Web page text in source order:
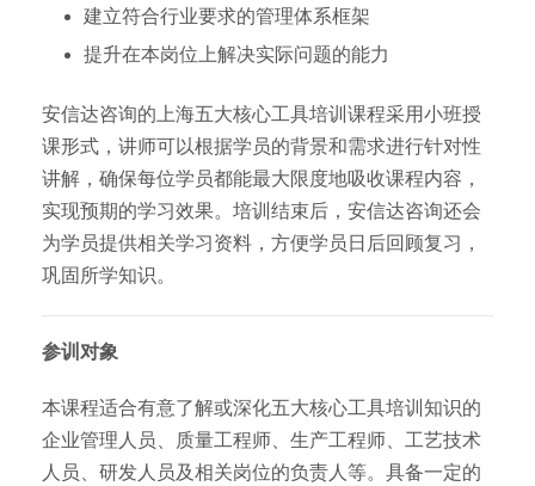
建立符合行业要求的管理体系框架
提升在本岗位上解决实际问题的能力
安信达咨询的上海五大核心工具培训课程采用小班授
课形式，讲师可以根据学员的背景和需求进行针对性
讲解，确保每位学员都能最大限度地吸收课程内容，
实现预期的学习效果。培训结束后，安信达咨询还会
为学员提供相关学习资料，方便学员日后回顾复习，
巩固所学知识。
参训对象
本课程适合有意了解或深化五大核心工具培训知识的
企业管理人员、质量工程师、生产工程师、工艺技术
人员、研发人员及相关岗位的负责人等。具备一定的